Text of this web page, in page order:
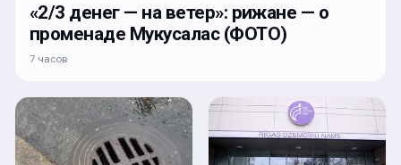
«2/3 денег — на ветер»: рижане — о
променаде Мукусалас (ФОТО)
7 часов